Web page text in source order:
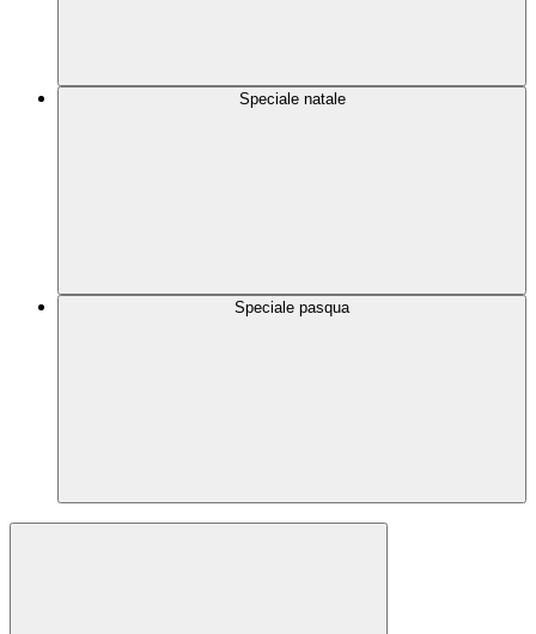
Speciale natale
Speciale pasqua